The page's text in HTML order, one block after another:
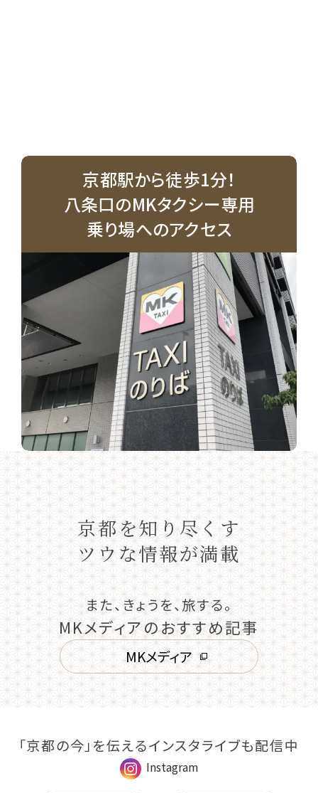
京都駅から徒歩1分！
八条口のMKタクシー専用
乗り場へのアクセス
京都を知り尽くす
ツウな情報が満載
また、きょうを、旅する。
MKメディアのおすすめ記事
MKメディア
「京都の今」を伝えるインスタライブも配信中
Instagram